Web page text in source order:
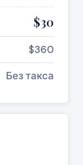
$30
$360
Без такса